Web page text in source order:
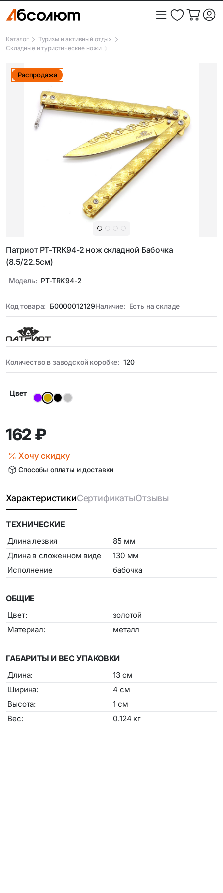
Каталог
Туризм и активный отдых
Складные и туристические ножи
Распродажа
Патриот PT-TRK94-2 нож складной Бабочка
(8.5/22.5см)
Модель: PT-TRK94-2
Код товара: Б0000012129Наличие: Есть на складе
Количество в заводской коробке: 120
Цвет
162 ₽
Хочу скидку
Способы оплаты и доставки
ХарактеристикиСертификатыОтзывы
ТЕХНИЧЕСКИЕ
Длина лезвия
85 мм
Длина в сложенном виде
130 мм
Исполнение
бабочка
ОБЩИЕ
Цвет:
золотой
Материал:
металл
ГАБАРИТЫ И ВЕС УПАКОВКИ
Длина: 13 см
Ширина:
4 см
Высота:
1 см
Вес:
0.124 кг